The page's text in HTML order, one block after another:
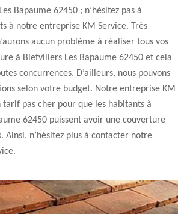
Bapaume 62450 ; n’hésitez pas à
à notre entreprise KM Service. Très
aucun problème à réaliser tous vos
à Biefvillers Les Bapaume 62450 et cela
concurrences. D’ailleurs, nous pouvons
selon votre budget. Notre entreprise KM
tarif pas cher pour que les habitants à
62450 puissent avoir une couverture
Ainsi, n’hésitez plus à contacter notre